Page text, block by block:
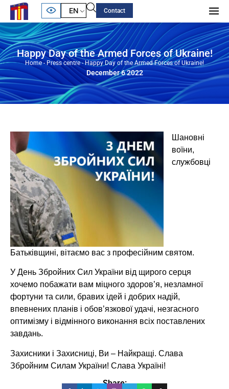
EN Contact
Happy Day of the Armed Forces of Ukraine!
Home-Press centre-Happy Day of the Armed Forces of Ukraine!
December 6 2022
Шановні
воїни,
службовці
Батьківщині, вітаємо вас з професійним святом.
У День Збройних Сил України від щирого серця
хочемо побажати вам міцного здоров’я, незламної
фортуни та сили, бравих ідей і добрих надій,
впевнених планів і обов’язкової удачі, незгасного
оптимізму і відмінного виконання всіх поставлених
завдань.
Захисники і Захисниці, Ви – Найкращі. Слава
Збройним Силам України! Слава Україні!
Share: